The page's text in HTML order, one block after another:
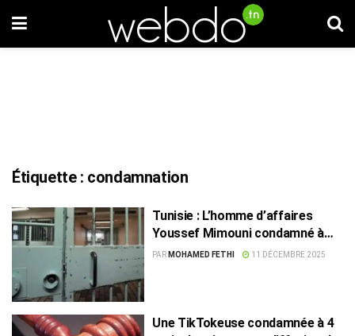
Étiquette : condamnation
Tunisie : L’homme d’affaires
Youssef Mimouni condamné à
plus de trente ans de prison
PAR MOHAMED FETHI 11 DÉCEMBRE 2025
Une TikTokeuse condamnée à 4